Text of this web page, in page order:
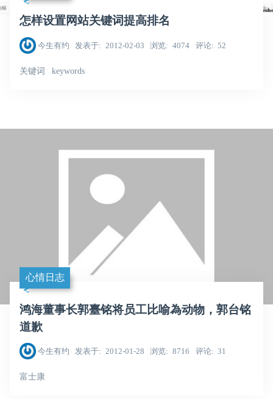
怎样设置网站关键词提高排名
今生有约 发表于 2012-02-03 浏览 4074 评论 52
关键词 keywords
心情日志
鸿海董事长郭臺铭将员工比喻為动物，郭台铭
道歉
今生有约 发表于 2012-01-28 浏览 8716 评论 31
富士康